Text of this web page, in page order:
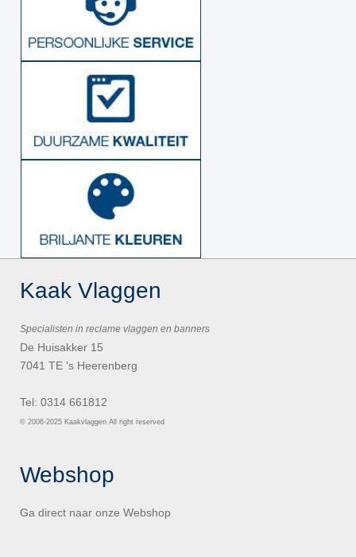
Kaak Vlaggen
Specialisten in reclame vlaggen en banners
De Huisakker 15
7041 TE 's Heerenberg
Tel: 0314 661812
© 2006-2025 Kaakvlaggen All right reserved
Webshop
Ga direct naar onze Webshop